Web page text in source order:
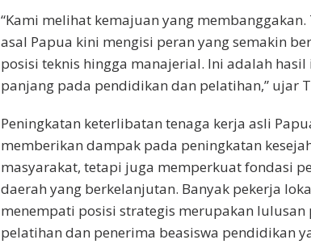
“Kami melihat kemajuan yang membanggakan.
asal Papua kini mengisi peran yang semakin
posisi teknis hingga manajerial. Ini adalah hasil
panjang pada pendidikan dan pelatihan,” ujar
Peningkatan keterlibatan tenaga kerja asli
memberikan dampak pada peningkatan
masyarakat, tetapi juga memperkuat fondasi
daerah yang berkelanjutan. Banyak pekerja
menempati posisi strategis merupakan lulusan
pelatihan dan penerima beasiswa pendidikan